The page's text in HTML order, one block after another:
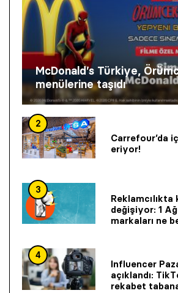
McDonald’s Türkiye,
menülerine taşıdı
2
Carrefour’da
eriyor!
3
Reklamcılıkta
değişiyor: 1
markaları ne
4
Influencer
açıklandı:
rekabet